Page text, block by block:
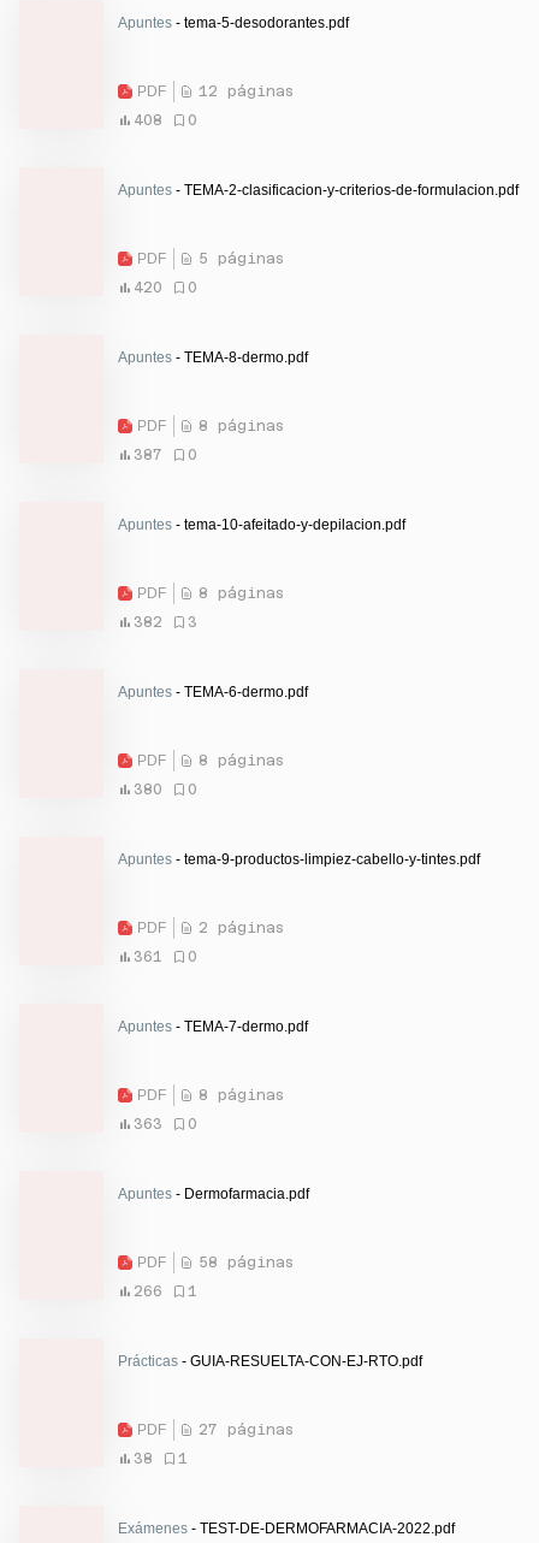
Apuntes - tema-5-desodorantes.pdf
PDF
12 páginas
408
0
Apuntes - TEMA-2-clasificacion-y-criterios-de-formulacion.pdf
PDF
5 páginas
420
0
Apuntes - TEMA-8-dermo.pdf
PDF
8 páginas
387
0
Apuntes - tema-10-afeitado-y-depilacion.pdf
PDF
8 páginas
382
3
Apuntes - TEMA-6-dermo.pdf
PDF
8 páginas
380
0
Apuntes - tema-9-productos-limpiez-cabello-y-tintes.pdf
PDF
2 páginas
361
0
Apuntes - TEMA-7-dermo.pdf
PDF
8 páginas
363
0
Apuntes - Dermofarmacia.pdf
PDF
58 páginas
266
1
Prácticas - GUIA-RESUELTA-CON-EJ-RTO.pdf
PDF
27 páginas
38
1
Exámenes - TEST-DE-DERMOFARMACIA-2022.pdf